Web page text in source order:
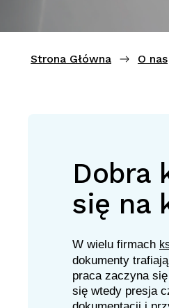
Strona Główna O nas
Dobra
się na
W wielu firmach
dokumenty
praca zaczyna
się wtedy presja